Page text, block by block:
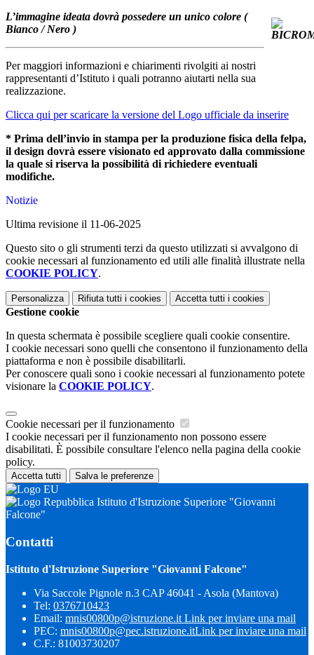
L’immagine ideata dovrà possedere un unico colore (
Bianco / Nero )
Per maggiori informazioni e chiarimenti rivolgiti ai nostri
rappresentanti d’Istituto i quali potranno aiutarti nella sua
realizzazione.
Clicca qui per scaricare la versione del Logo ufficiale da inserire
* Prima dell’invio in stampa per la produzione fisica della felpa,
il design dovrà essere visionato ed approvato dalla commissione
la quale si riserva la possibilità di richiedere eventuali
modifiche.
Notizie
Ultima revisione il 11-06-2025
Questo sito o gli strumenti terzi da questo utilizzati si avvalgono di
cookie necessari al funzionamento ed utili alle finalità illustrate nella
COOKIE POLICY.
Personalizza Rifiuta tutti i cookies Accetta tutti i cookies
Gestione cookie
In questa schermata è possibile scegliere quali cookie consentire.
I cookie necessari sono quelli che consentono il funzionamento della
piattaforma e non è possibile disabilitarli.
Per conoscere quali sono i cookie necessari al funzionamento potete
visionare la COOKIE POLICY.
Cookie necessari per il funzionamento
I cookie necessari per il funzionamento non possono essere
disabilitati. È possibile consultare l'elenco nella pagina della cookie
policy.
Accetta tutti Salva le preferenze
Istituto d'Istruzione Superiore "Giovanni
Falcone"
Contatti
Istituto d'Istruzione Superiore "Giovanni Falcone"
Via Saccole Pignole n.3 CAP 46041 - Asola (Mantova)
Tel: 0376710423
Email: mnis00800p@istruzione.it Link per inviare una mail
PEC: mnis00800p@pec.istruzione.itLink per inviare una mail
C.F.: 81003730207